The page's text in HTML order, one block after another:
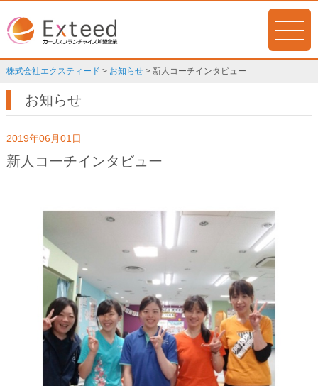
株式会社エクスティード > お知らせ> 新人コーチインタビュー
お知らせ
2019年06月01日
新人コーチインタビュー